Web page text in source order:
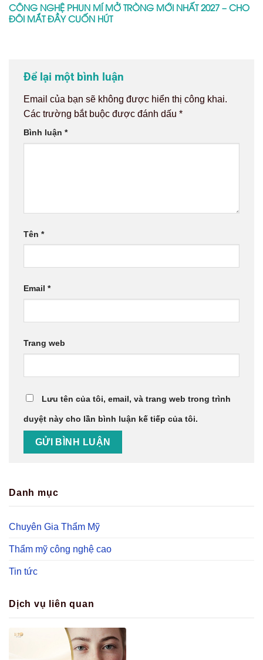
CÔNG NGHỆ PHUN MÍ MỞ TRÒNG MỚI NHẤT 2027 – CHO
ĐÔI MẮT ĐẦY CUỐN HÚT
Để lại một bình luận
Email của bạn sẽ không được hiển thị công khai.
Các trường bắt buộc được đánh dấu *
Bình luận *
Tên *
Email *
Trang web
Lưu tên của tôi, email, và trang web trong trình
duyệt này cho lần bình luận kế tiếp của tôi.
Danh mục
Chuyên Gia Thẩm Mỹ
Thẩm mỹ công nghệ cao
Tin tức
Dịch vụ liên quan